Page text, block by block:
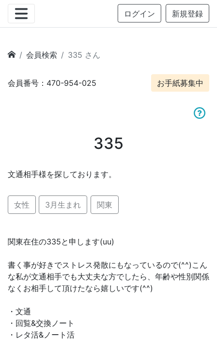
ログイン 新規登録
会員検索 335 さん
会員番号：470-954-025 お手紙募集中
335
文通相手様を探しております。
女性 3月生まれ 関東
関東在住の335と申します(uu)
書く事が好きでストレス発散にもなっているので(^^)こん
な私が文通相手でも大丈夫な方でしたら、年齢や性別関係
なくお相手して頂けたなら嬉しいです(^^)
・文通
・回覧&交換ノート
・レタ活&ノート活